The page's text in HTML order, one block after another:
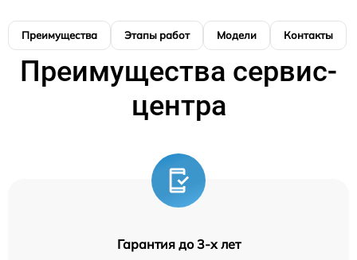
Преимущества Этапы работ Модели Контакты
Преимущества сервис-
центра
Гарантия до 3-х лет